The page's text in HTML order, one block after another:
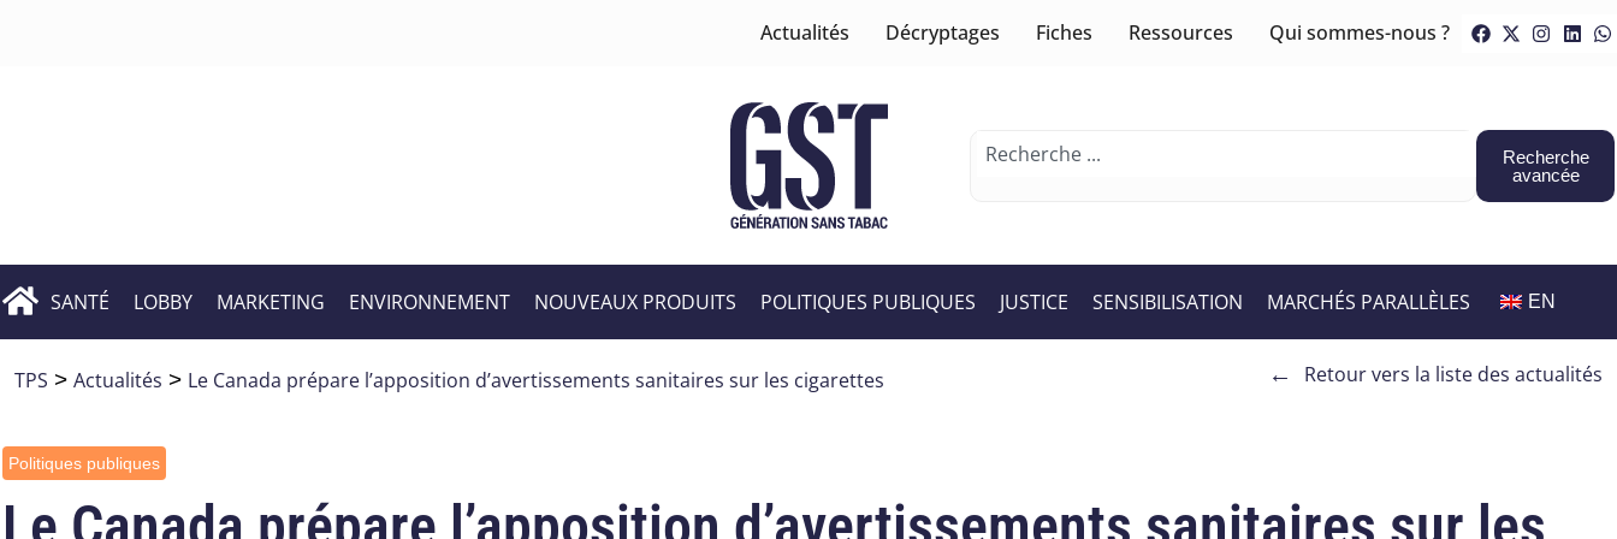
Actualités Décryptages Fiches Ressources Qui sommes-nous ?
Recherche
avancée
SANTÉ LOBBY MARKETING ENVIRONNEMENT NOUVEAUX PRODUITS POLITIQUES PUBLIQUES JUSTICE SENSIBILISATION MARCHÉS PARALLÈLES EN
TPS > Actualités > Le Canada prépare l’apposition d’avertissements sanitaires sur les cigarettes ← Retour vers la liste des actualités
Politiques publiques